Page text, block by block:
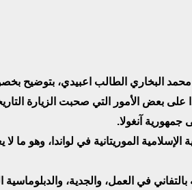
محمد البخاري الطالب اعبيدي، بتوضيح
على بعض الأمور التي صحبت الزيارة
جمهورية آنغولا.
الموريتانية في لواندا، وهو ما
في العمل، والجدية، والدبلوماسية